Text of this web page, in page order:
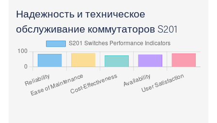
Надежность и техническое
обслуживание коммутаторов S201